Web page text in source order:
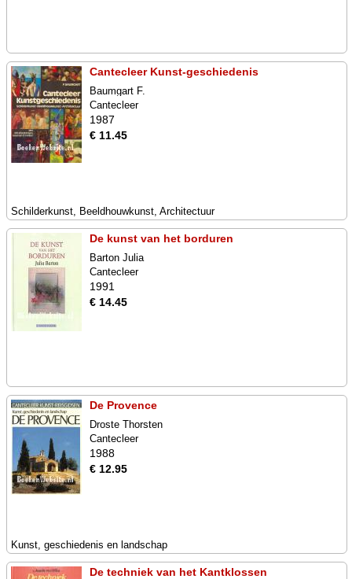
Cantecleer Kunst-geschiedenis
Baumgart F.
Cantecleer
1987
€ 11.45
Schilderkunst, Beeldhouwkunst, Architectuur
De kunst van het borduren
Barton Julia
Cantecleer
1991
€ 14.45
De Provence
Droste Thorsten
Cantecleer
1988
€ 12.95
Kunst, geschiedenis en landschap
De techniek van het Kantklossen